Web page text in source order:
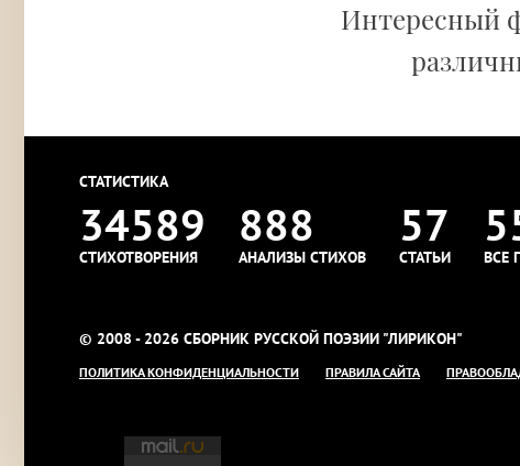
Интересный
СТАТИСТИКА
34589
СТИХОТВОРЕНИЯ
888
АНАЛИЗЫ СТИХОВ
57
СТАТЬИ ВСЕ
© 2008 - 2026 СБОРНИК РУССКОЙ ПОЭЗИИ "ЛИРИКОН"
ПОЛИТИКА КОНФИДЕНЦИАЛЬНОСТИ ПРАВИЛА САЙТА